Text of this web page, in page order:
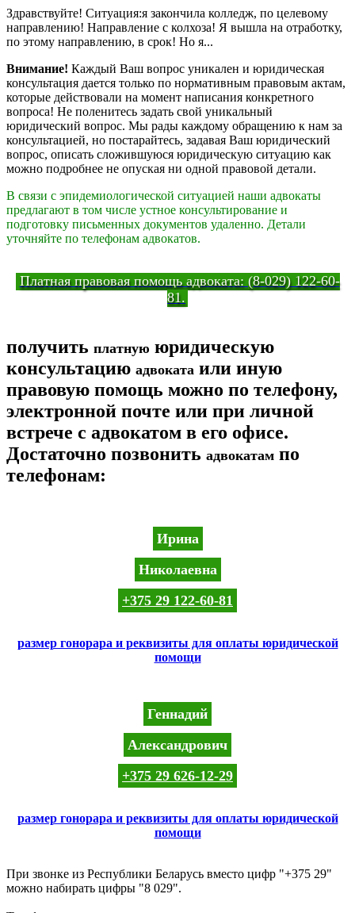
Здравствуйте! Ситуация:я закончила колледж, по целевому
направлению! Направление с колхоза! Я вышла на отработку,
по этому направлению, в срок! Но я...
Внимание! Каждый Ваш вопрос уникален и юридическая
консультация дается только по нормативным правовым актам,
которые действовали на момент написания конкретного
вопроса! Не поленитесь задать свой уникальный
юридический вопрос. Мы рады каждому обращению к нам за
консультацией, но постарайтесь, задавая Ваш юридический
вопрос, описать сложившуюся юридическую ситуацию как
можно подробнее не опуская ни одной правовой детали.
В связи с эпидемиологической ситуацией наши адвокаты
предлагают в том числе устное консультирование и
подготовку письменных документов удаленно. Детали
уточняйте по телефонам адвокатов.
Платная правовая помощь адвоката: (8-029) 122-60-
81.
получить платную юридическую
консультацию адвоката или иную
правовую помощь можно по телефону,
электронной почте или при личной
встрече с адвокатом в его офисе.
Достаточно позвонить адвокатам по
телефонам:
Ирина
Николаевна
+375 29 122-60-81
размер гонорара и реквизиты для оплаты юридической
помощи
Геннадий
Александрович
+375 29 626-12-29
размер гонорара и реквизиты для оплаты юридической
помощи
При звонке из Республики Беларусь вместо цифр "+375 29"
можно набирать цифры "8 029".